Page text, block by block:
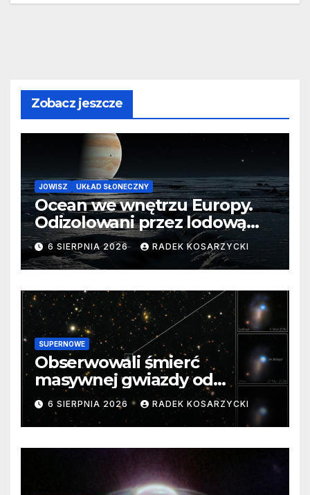
Zobacz jeszcze
JOWISZ UKŁAD SŁONECZNY
Ocean we wnętrzu Europy.
Odizolowani przez lodową
barierę
6 SIERPNIA 2026 RADEK KOSARZYCKI
SUPERNOWE
Obserwowali śmierć
masywnej gwiazdy od
samego początku. Niezwykle
cenne dane
6 SIERPNIA 2026 RADEK KOSARZYCKI